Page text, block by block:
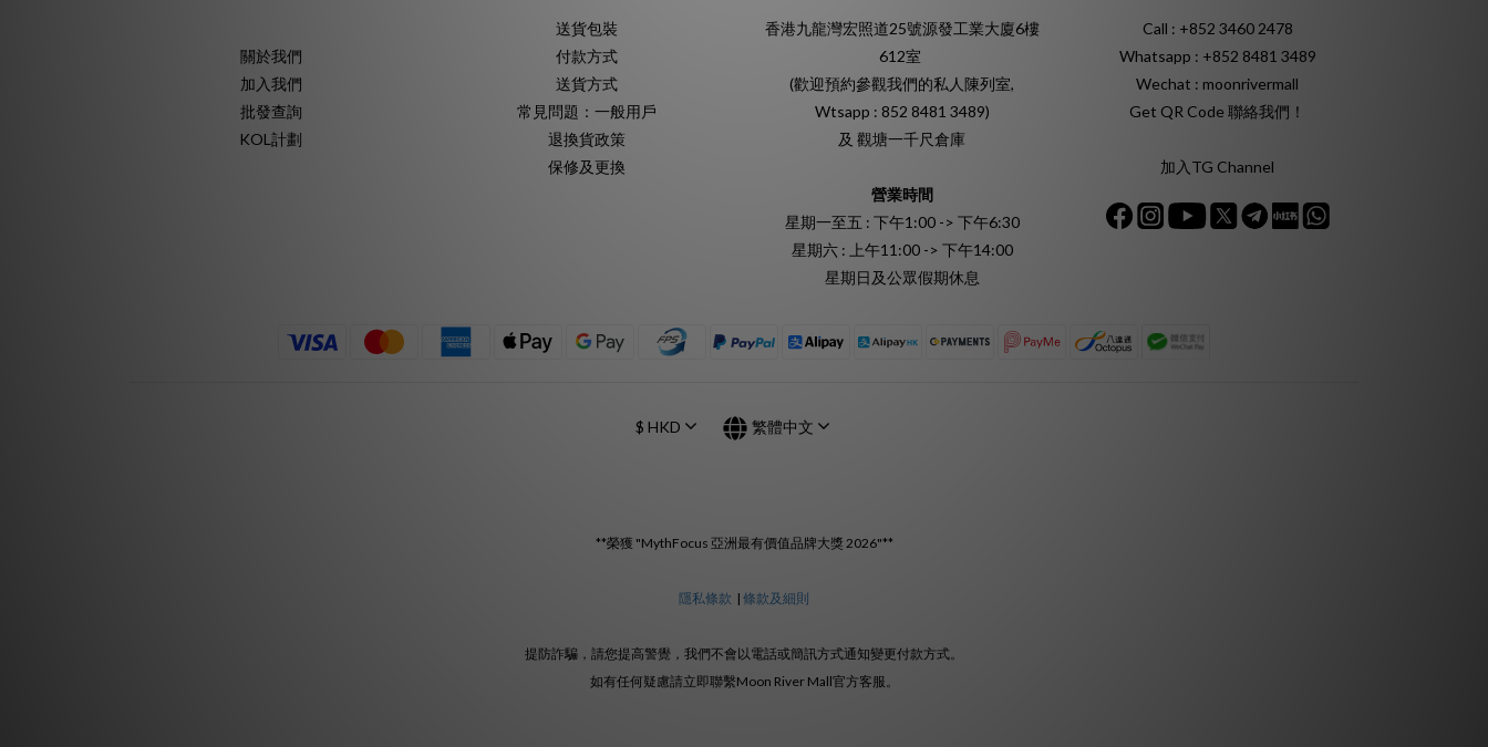
關於我們
加入我們
批發查詢
KOL計劃
送貨包裝
付款方式
送貨方式
常見問題：一般用戶
退換貨政策
保修及更換
香港九龍灣宏照道25號源發工業大廈6樓
612室
(歡迎預約參觀我們的私人陳列室,
Wtsapp : 852 8481 3489)
及 觀塘一千尺倉庫
營業時間
星期一至五 : 下午1:00 -> 下午6:30
星期六 : 上午11:00 -> 下午14:00
星期日及公眾假期休息
Call : +852 3460 2478
Whatsapp : +852 8481 3489
Wechat : moonrivermall
Get QR Code 聯絡我們！
加入TG Channel
$ HKD 繁體中文
**榮獲 "MythFocus 亞洲最有價值品牌大獎 2026"**
隱私條款 | 條款及細則
提防詐騙，請您提高警覺，我們不會以電話或簡訊方式通知變更付款方式。
如有任何疑慮請立即聯繫Moon River Mall官方客服。